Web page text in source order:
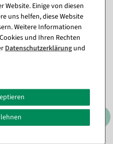
diesem Produkt
Website. Einige von diesen
uns helfen, diese Website
Weitere Informationen
und Ihren Rechten
Daten­schutz­erklärung und